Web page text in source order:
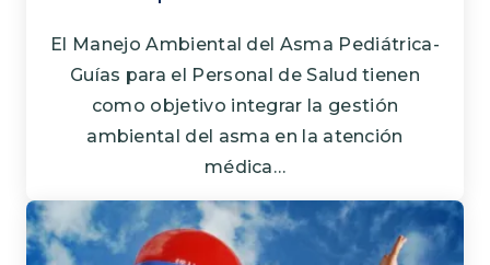
El Manejo Ambiental del Asma Pediátrica-
Guías para el Personal de Salud tienen
como objetivo integrar la gestión
ambiental del asma en la atención
médica…